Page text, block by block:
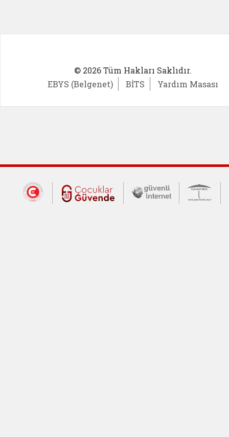
© 2026 Tüm Hakları Saklıdır.
EBYS (Belgenet)
BİTS Yardım Masası
Dış Bağlantılar
Cumhurbaşkanlığı İletişim Merkezi
Çocuklar Güvende (yeni
Güvenli